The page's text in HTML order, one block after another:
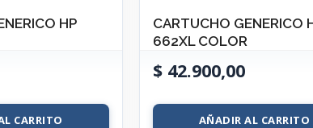
HP
CARRITO
CARTUCHO GENERICO
662XL COLOR
$42.900,00
AÑADIR AL CARRITO